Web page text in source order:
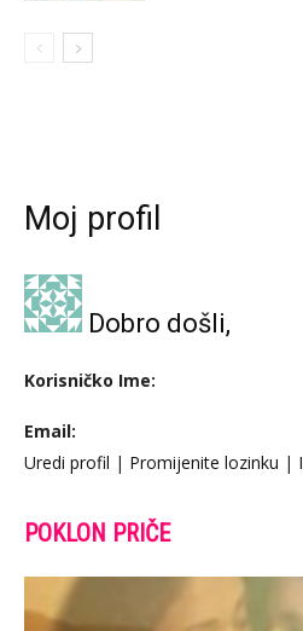
Moj profil
Dobro došli,
Korisničko Ime:
Email:
Uredi profil | Promijenite lozinku |
POKLON PRIČE